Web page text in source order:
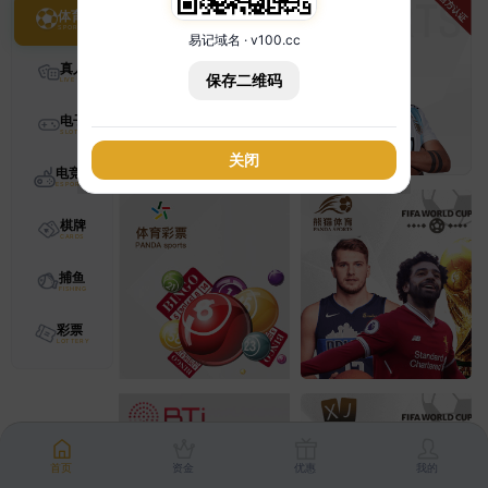
体育
真人
电子
电竞
棋牌
捕鱼
彩票
首页 资金 优惠 我的
易记域名 · v100.cc
保存二维码
关闭